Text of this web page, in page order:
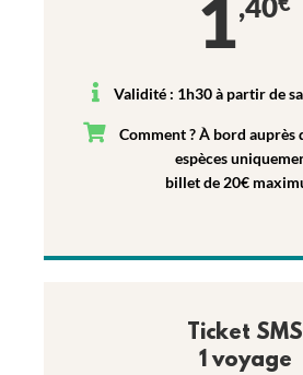
1
Validité : 1h30 à partir de
Comment ? À bord auprès
espèces
billet de 20€
Ticket SMS
1 voyage